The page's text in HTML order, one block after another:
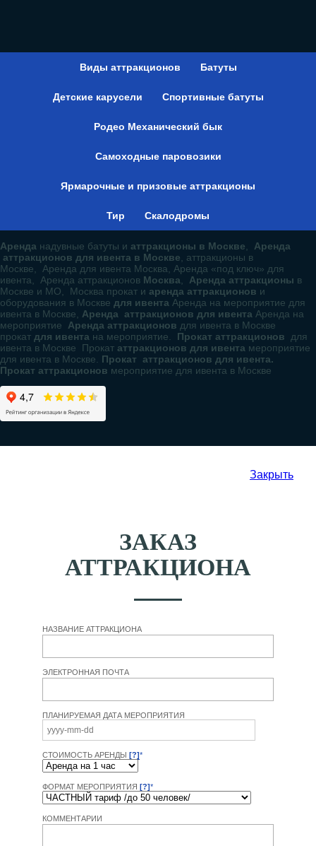
Виды аттракционов Батуты
Детские карусели Спортивные батуты
Родео Механический бык
Самоходные паровозики
Ярмарочные и призовые аттракционы
Тир Скалодромы
Аренда надувные батуты и аттракционы в Москве, Аренда
аттракционов для ивента в Москве, аттракционы в
Москве, Аренда для ивента Москва, Аренда «под ключ» для
ивента, Аренда аттракционов Москва, Аренда аттракционы в
Москве и МО, Москва прокат и аренда аттракционов и
оборудования в Москве для ивента Аренда на мероприятие для
ивента в Москве, Аренда аттракционов для ивента Аренда на
мероприятие Аренда аттракционов для ивента в Москве
прокат для ивента на мероприятие. Прокат аттракционов для
ивента в Москве Прокат аттракционов для ивента мероприятие
для ивента в Москве. Прокат аттракционов для ивента.
Прокат аттракционов мероприятие для ивента в Москве
Закрыть
ЗАКАЗ
АТТРАКЦИОНА
НАЗВАНИЕ АТТРАКЦИОНА
ЭЛЕКТРОННАЯ ПОЧТА
ПЛАНИРУЕМАЯ ДАТА МЕРОПРИЯТИЯ
СТОИМОСТЬ АРЕНДЫ [?]*
ФОРМАТ МЕРОПРИЯТИЯ [?]*
КОММЕНТАРИИ